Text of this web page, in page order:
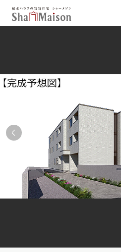
東北
関西
市区郡・路線・駅から探す
通勤・通学時間から探す
地図から探す